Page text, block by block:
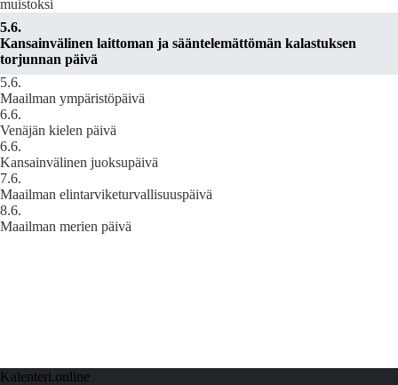
muistoksi
5.6.
Kansainvälinen laittoman ja sääntelemättömän kalastuksen
torjunnan päivä
5.6.
Maailman ympäristöpäivä
6.6.
Venäjän kielen päivä
6.6.
Kansainvälinen juoksupäivä
7.6.
Maailman elintarviketurvallisuuspäivä
8.6.
Maailman merien päivä
Kalenteri.online